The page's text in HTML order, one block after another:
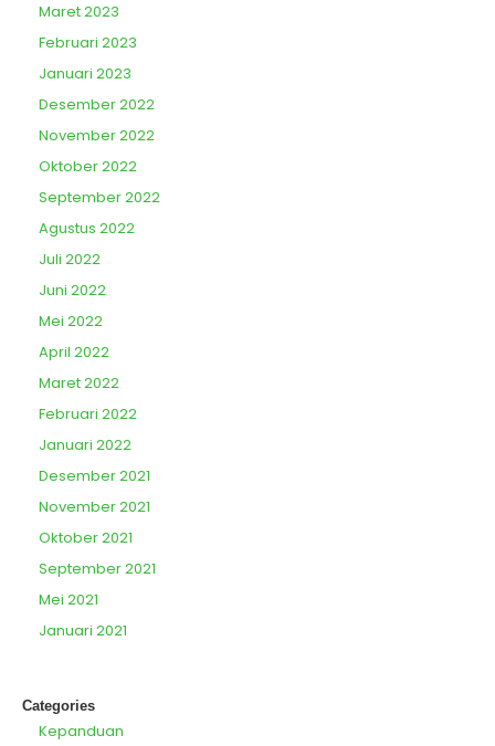
Maret 2023
Februari 2023
Januari 2023
Desember 2022
November 2022
Oktober 2022
September 2022
Agustus 2022
Juli 2022
Juni 2022
Mei 2022
April 2022
Maret 2022
Februari 2022
Januari 2022
Desember 2021
November 2021
Oktober 2021
September 2021
Mei 2021
Januari 2021
Categories
Kepanduan